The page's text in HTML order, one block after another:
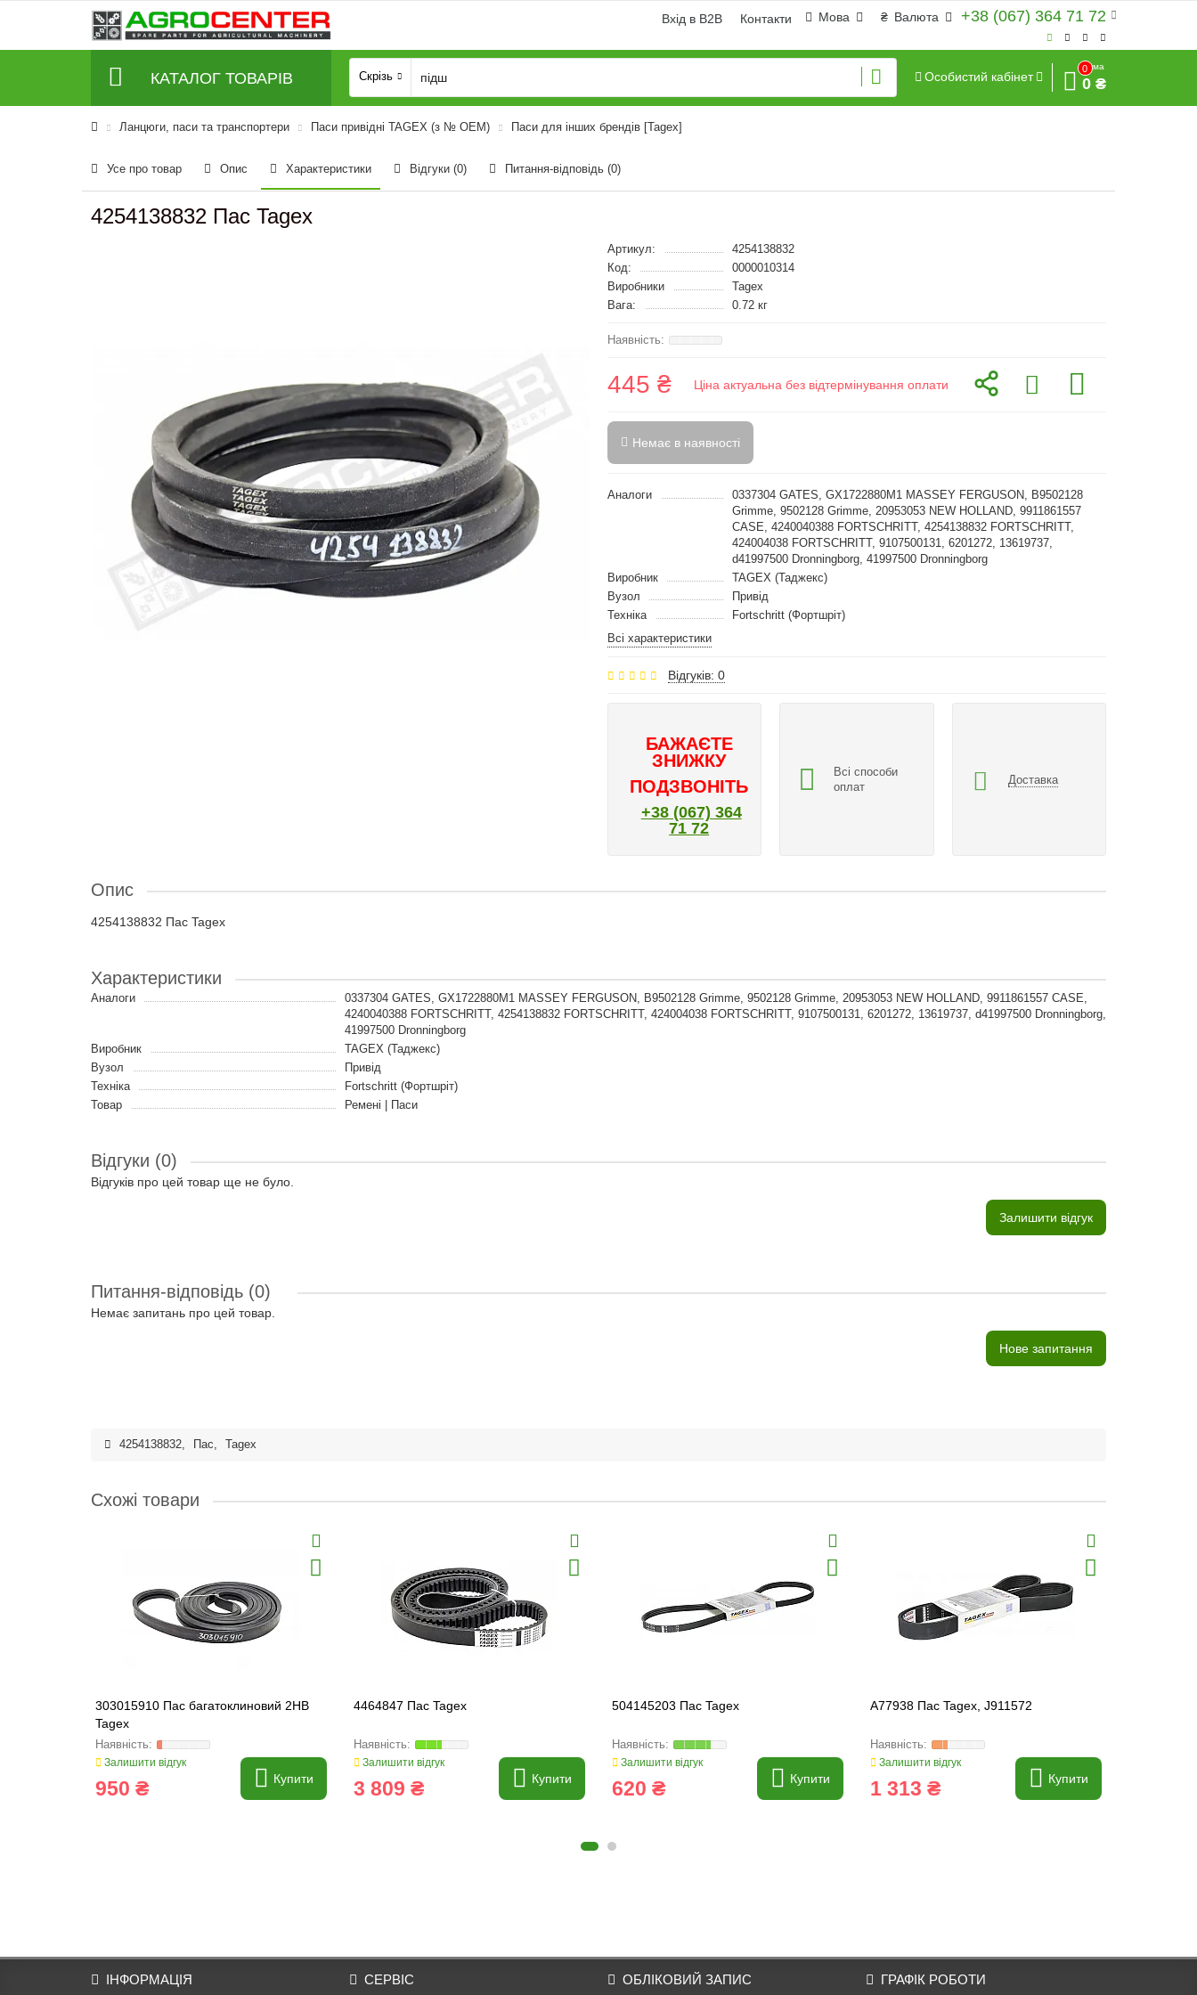
+38 (067) 364 71 72
₴ Валюта
Мова
Вхід в B2B Контакти
КАТАЛОГ ТОВАРІВ Скрізь Особистий кабінет
0
Сума
0 ₴
Ланцюги, паси та транспортери Паси привідні TAGEX (з № OEM) Паси для інших брендів [Tagex]
Усе про товар Опис Характеристики Відгуки (0) Питання-відповідь (0)
4254138832 Пас Tagex
Артикул:
4254138832
Код:
0000010314
Виробники
Tagex
Вага:
0.72 кг
445 ₴ Ціна актуальна без відтермінування оплати
Немає в наявності
Аналоги
0337304 GATES, GX1722880M1 MASSEY FERGUSON, B9502128
Grimme, 9502128 Grimme, 20953053 NEW HOLLAND, 9911861557
CASE, 4240040388 FORTSCHRITT, 4254138832 FORTSCHRITT,
424004038 FORTSCHRITT, 9107500131, 6201272, 13619737,
d41997500 Dronningborg, 41997500 Dronningborg
Виробник
TAGEX (Таджекс)
Вузол
Привід
Техніка
Fortschritt (Фортшріт)
Всі характеристики
Відгуків: 0
БАЖАЄТЕ
ЗНИЖКУ
ПОДЗВОНІТЬ
+38 (067) 364
71 72
Всі способи
оплат
Доставка
Опис
4254138832 Пас Tagex
Характеристики
Аналоги
0337304 GATES, GX1722880M1 MASSEY FERGUSON, B9502128 Grimme, 9502128 Grimme, 20953053 NEW HOLLAND, 9911861557 CASE,
4240040388 FORTSCHRITT, 4254138832 FORTSCHRITT, 424004038 FORTSCHRITT, 9107500131, 6201272, 13619737, d41997500 Dronningborg,
41997500 Dronningborg
Виробник
TAGEX (Таджекс)
Вузол
Привід
Техніка
Fortschritt (Фортшріт)
Товар
Ремені | Паси
Відгуки (0)
Відгуків про цей товар ще не було.
Залишити відгук
Питання-відповідь (0)
Немає запитань про цей товар.
Нове запитання
4254138832, Пас, Tagex
Схожі товари
303015910 Пас багатоклиновий 2HB
Tagex
Залишити відгук
950 ₴ Купити
4464847 Пас Tagex
Залишити відгук
3 809 ₴ Купити
504145203 Пас Tagex
Залишити відгук
620 ₴ Купити
A77938 Пас Tagex, J911572
Залишити відгук
1 313 ₴ Купити
ІНФОРМАЦІЯ СЕРВІС ОБЛІКОВИЙ ЗАПИС ГРАФІК РОБОТИ